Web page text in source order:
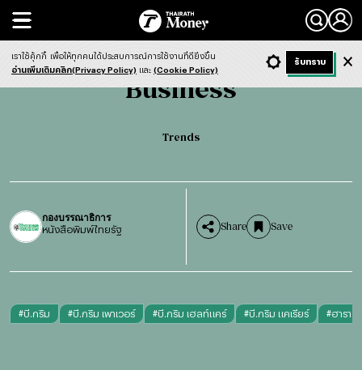
Search
Business Trends
Business
Trends
กองบรรณาธิการ
หนังสือพิมพ์ไทยรัฐ Share Save
#บี.กริม #บี.กริม เพาเวอร์ #บี.กริม เฮลท์แคร์ #บี.กริม แคเรียร์ #ฮารา
- ก + ก Dark ฟังข่าว
เราใช้คุ้กกี้ เพื่อให้ทุกคนได้ประสบการณ์การใช้งานที่ดียิ่งขึ้น
อ่านเพิ่มเติมคลิก(Privacy Policy) และ (Cookie Policy)
รับทราบ